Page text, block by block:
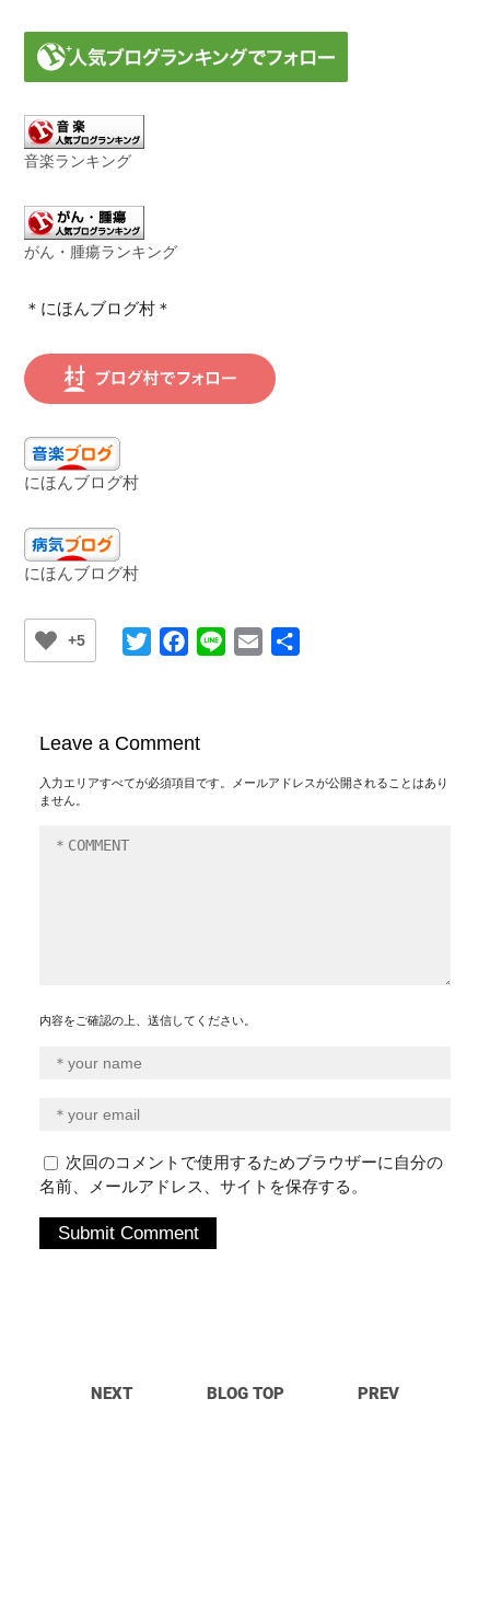
音楽ランキング
がん・腫瘍ランキング
＊にほんブログ村＊
にほんブログ村
にほんブログ村
+5 TwitterFacebook
Line Email
Leave a Comment
入力エリアすべてが必須項目です。メールアドレスが公開されることはあり
ません。
内容をご確認の上、送信してください。
次回のコメントで使用するためブラウザーに自分の
名前、メールアドレス、サイトを保存する。
NEXT BLOG TOP PREV